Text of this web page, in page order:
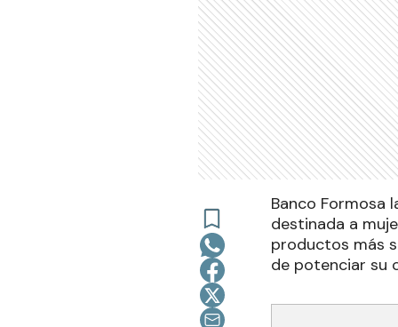
Banco Formosa
destinada a
productos más
de potenciar su